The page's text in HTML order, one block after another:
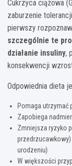
Cukrzyca ciążowa
zaburzenie
pierwszy
szczególnie te
działanie insuliny,
konsekwencji
Odpowiednia dieta
Pomaga utrzymać
Zapobiega
Zmniejsza ryzyko
urodzeniu)
W większości